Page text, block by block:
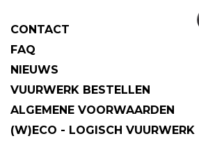
CONTACT
FAQ
NIEUWS
VUURWERK BESTELLEN
ALGEMENE VOORWAARDEN
(W)ECO - LOGISCH VUURWERK